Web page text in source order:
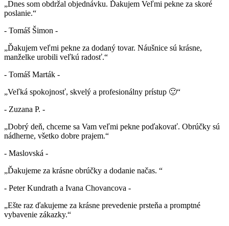
„Dnes som obdržal objednávku. Ďakujem Veľmi pekne za skoré
poslanie.“
- Tomáš Šimon -
„Ďakujem veľmi pekne za dodaný tovar. Náušnice sú krásne,
manželke urobili veľkú radosť.“
- Tomáš Marták -
„Veľká spokojnosť, skvelý a profesionálny prístup 🙂“
- Zuzana P. -
„Dobrý deň, chceme sa Vam veľmi pekne poďakovať. Obrúčky sú
nádherne, všetko dobre prajem.“
- Maslovská -
„Ďakujeme za krásne obrúčky a dodanie načas. “
- Peter Kundrath a Ivana Chovancova -
„Ešte raz ďakujeme za krásne prevedenie prsteňa a promptné
vybavenie zákazky.“